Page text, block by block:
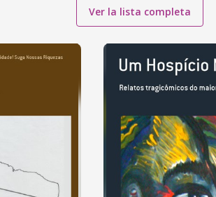
Ver la lista completa